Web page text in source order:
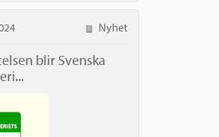
Nyhet
blir Svenska